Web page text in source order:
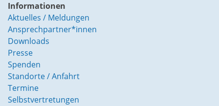
Informationen
Aktuelles / Meldungen
Ansprechpartner*innen
Downloads
Presse
Spenden
Standorte / Anfahrt
Termine
Selbstvertretungen